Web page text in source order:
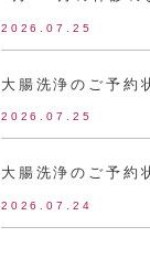
2026.07.25
大腸洗浄のご予約
2026.07.25
大腸洗浄のご予約
2026.07.24